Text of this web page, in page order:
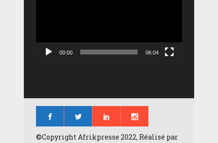
00:00 06:04
©Copyright Afrikpresse 2022, Réalisé par